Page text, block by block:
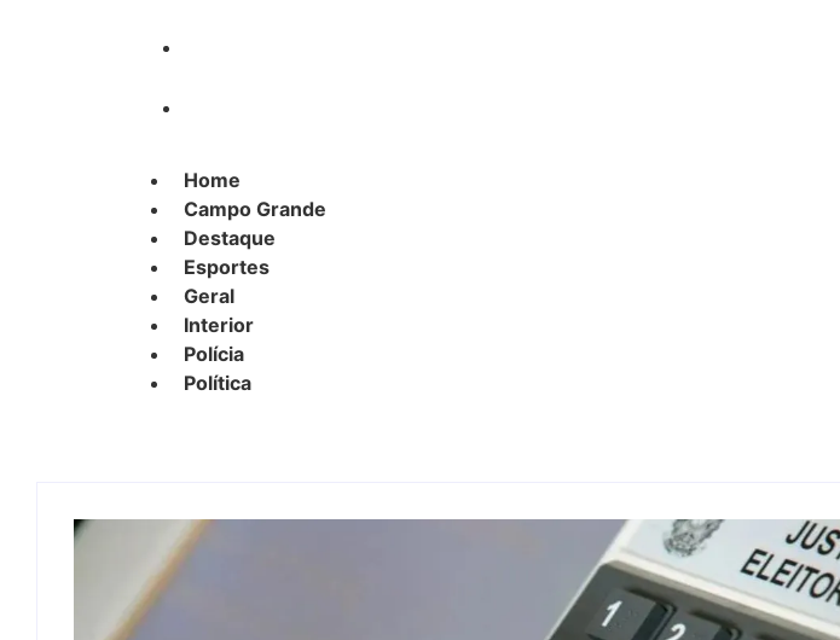
Home
Campo Grande
Destaque
Esportes
Geral
Interior
Polícia
Política